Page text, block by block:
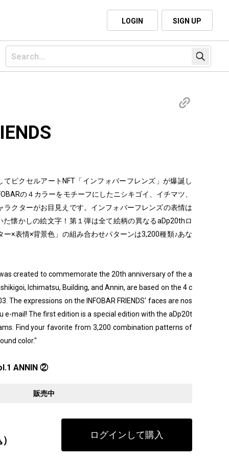
LOGIN SIGN UP
ピクセルアートNFT「インフォバーフレンズ」が爆誕し
の４カラーをモチーフにしたニシキゴイ、イチマツ、
ラクターがお目見えです。インフォバーフレンズの表情は
懐かしの絵文字！第１弾は全て絵柄の異なるaDp20thロ
ー×表情×背景色」の組み合わせパターンは3,200種類♪あな
was created to commemorate the 20th anniversary of the a
Ichimatsu, Building, and Annin, are based on the 4 c
The expressions on the INFOBAR FRIENDS' faces are nos
e-mail! The first edition is a special edition with the aDp20t
Find your favorite from 3,200 combination patterns of
color."
ANNIN ②
販売中
ログインして購入